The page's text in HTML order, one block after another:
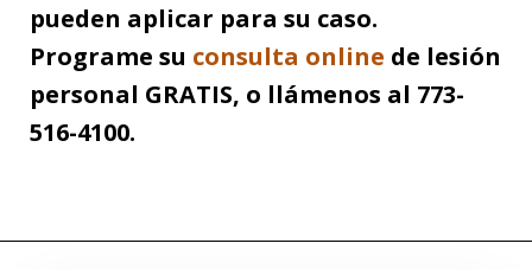
pueden aplicar para su caso.
Programe su consulta online de lesión
personal GRATIS, o llámenos al 773-
516-4100.